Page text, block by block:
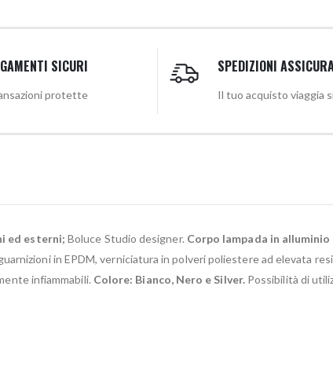
SICURI
protette
SPEDIZIONI
Il tuo acquisto viaggia
ed esterni; Boluce Studio designer. Corpo lampada in
in EPDM, verniciatura in polveri poliestere ad elevata
infiammabili. Colore: Bianco, Nero e Silver.Possibilità di